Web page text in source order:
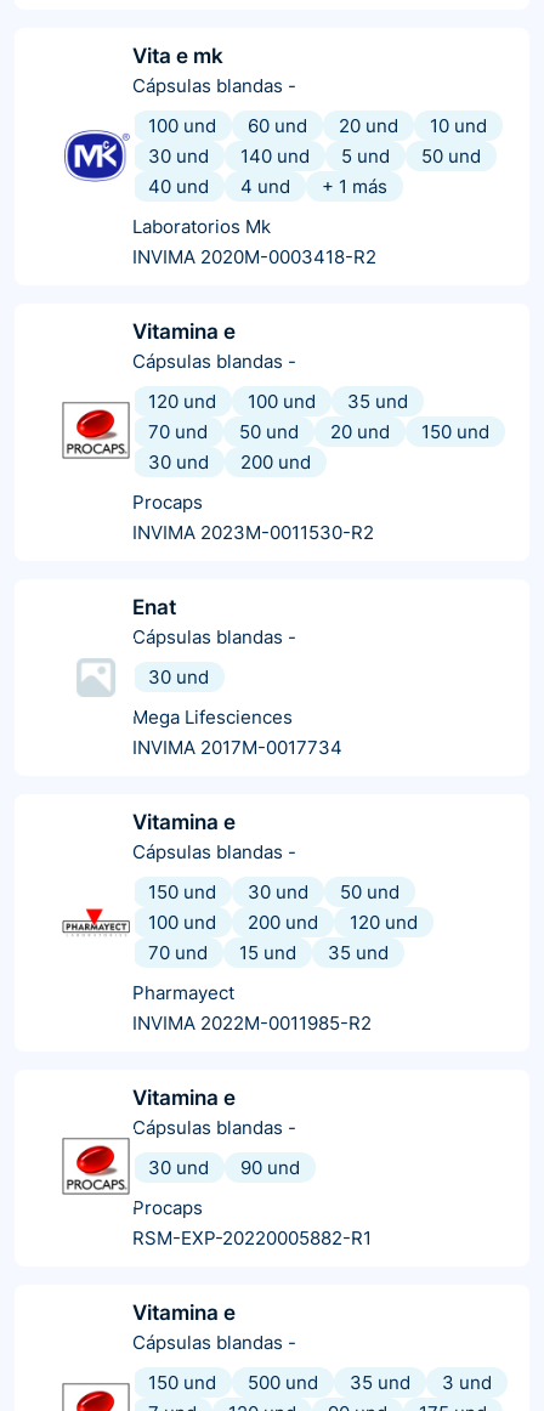
Vita e mk
Cápsulas blandas -
100 und
60 und 20 und
10 und
30 und
140 und 5 und
50 und
40 und
4 und + 1 más
Laboratorios Mk
INVIMA 2020M-0003418-R2
Vitamina e
Cápsulas blandas -
120 und
100 und
35 und
70 und
50 und 20 und
150 und
30 und
200 und
Procaps
INVIMA 2023M-0011530-R2
Enat
Cápsulas blandas -
30 und
Mega Lifesciences
INVIMA 2017M-0017734
Vitamina e
Cápsulas blandas -
150 und
30 und
50 und
100 und
200 und
120 und
70 und
15 und
35 und
Pharmayect
INVIMA 2022M-0011985-R2
Vitamina e
Cápsulas blandas -
30 und
90 und
Procaps
RSM-EXP-20220005882-R1
Vitamina e
Cápsulas blandas -
150 und
500 und 35 und
3 und